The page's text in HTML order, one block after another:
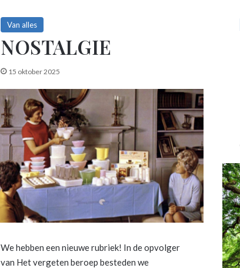
Van alles
NOSTALGIE
15 oktober 2025
We hebben een nieuwe rubriek! In de opvolger
van Het vergeten beroep besteden we